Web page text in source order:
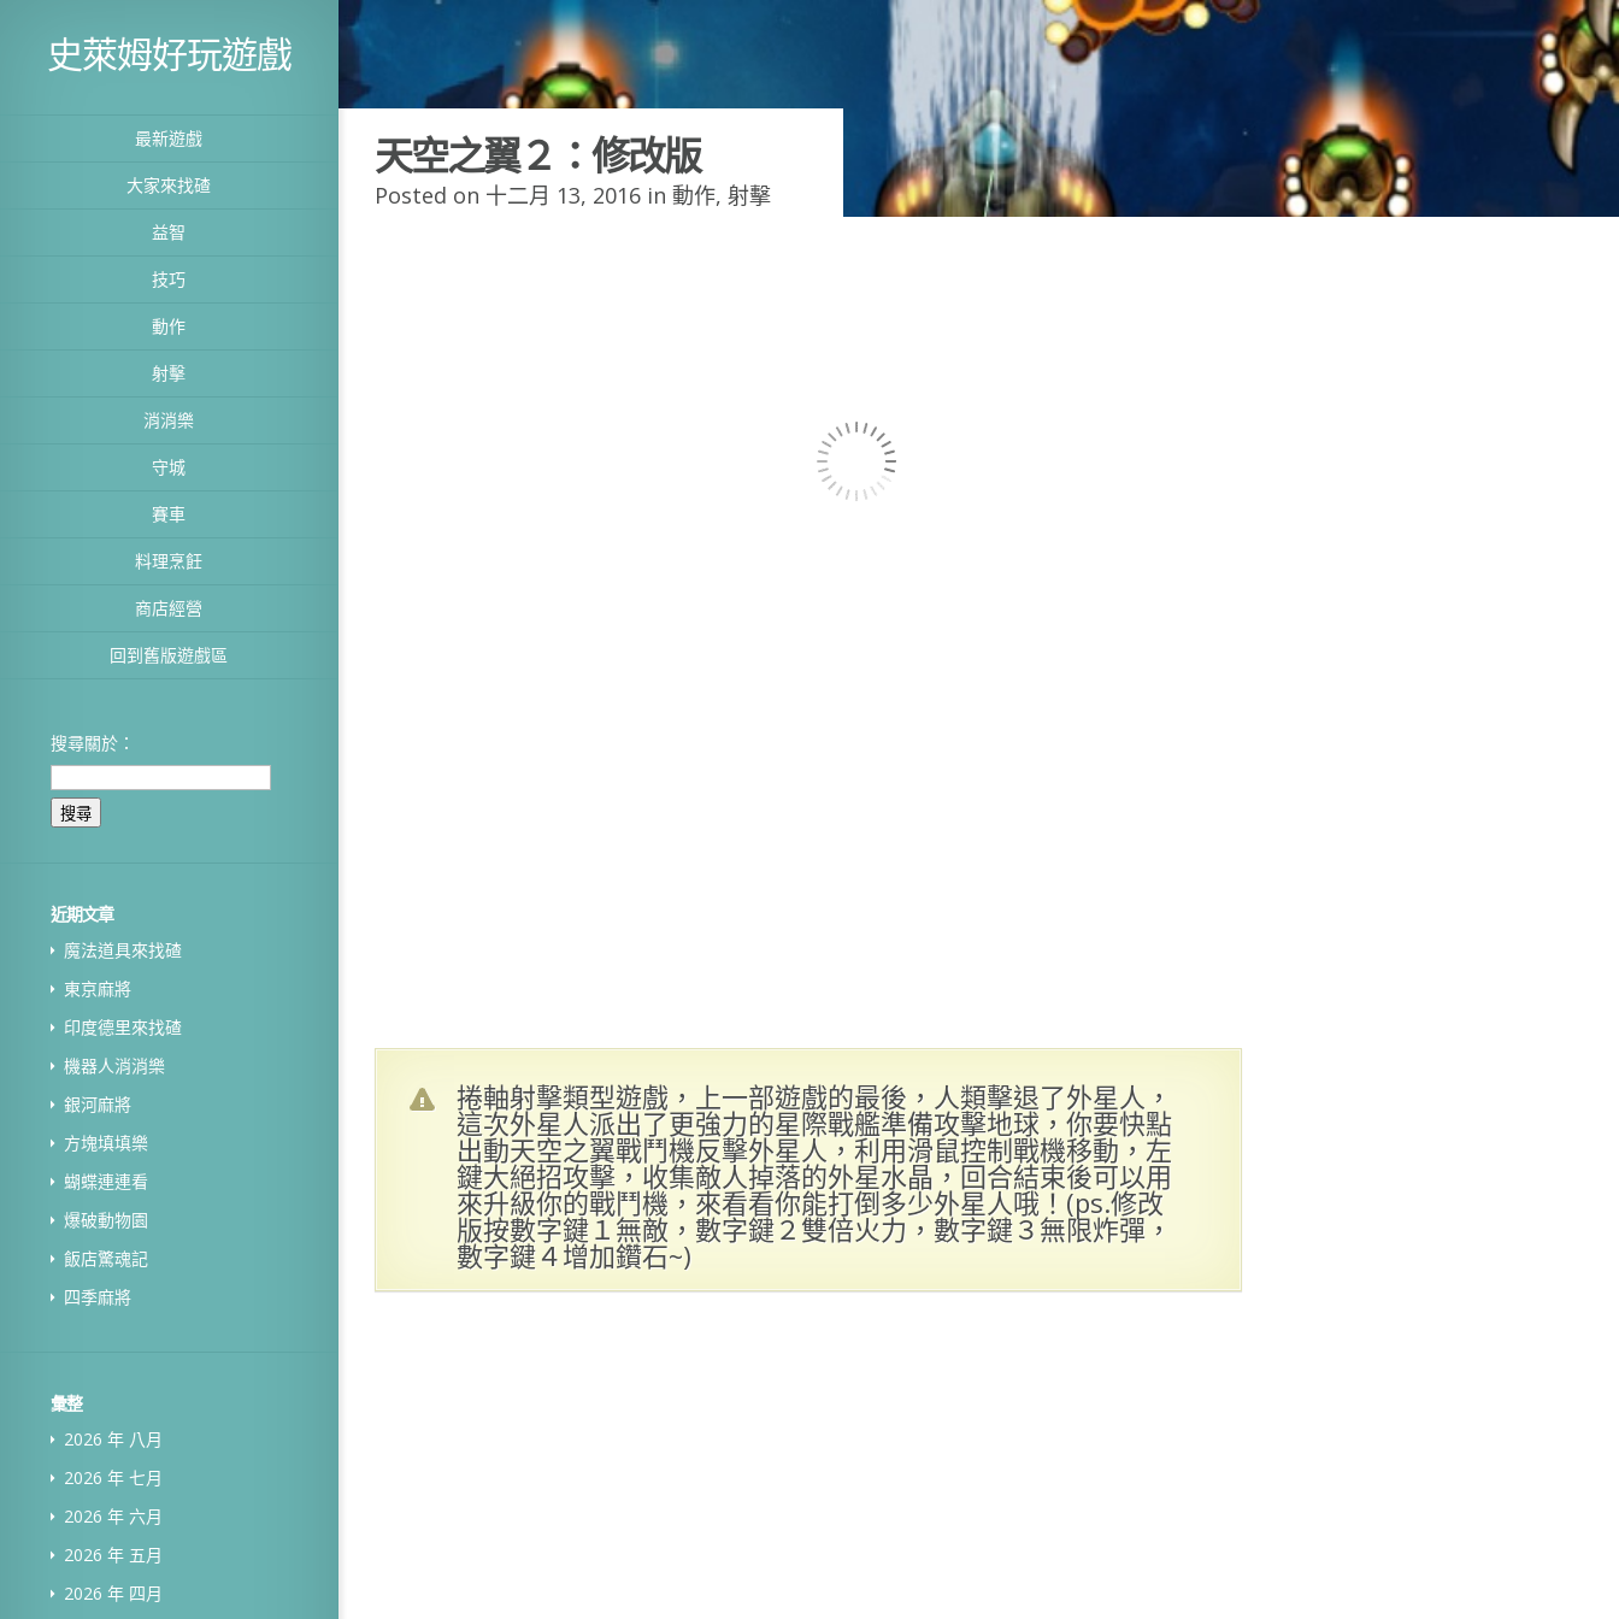
史萊姆好玩遊戲
最新遊戲
大家來找碴
益智
技巧
動作
射擊
消消樂
守城
賽車
料理烹飪
商店經營
回到舊版遊戲區
搜尋關於：
近期文章
魔法道具來找碴
東京麻將
印度德里來找碴
機器人消消樂
銀河麻將
方塊填填樂
蝴蝶連連看
爆破動物園
飯店驚魂記
四季麻將
彙整
2026 年 八月
2026 年 七月
2026 年 六月
2026 年 五月
2026 年 四月
天空之翼２：修改版
Posted on 十二月 13, 2016 in 動作, 射擊
捲軸射擊類型遊戲，上一部遊戲的最後，人類擊退了外星人，
這次外星人派出了更強力的星際戰艦準備攻擊地球，你要快點
出動天空之翼戰鬥機反擊外星人，利用滑鼠控制戰機移動，左
鍵大絕招攻擊，收集敵人掉落的外星水晶，回合結束後可以用
來升級你的戰鬥機，來看看你能打倒多少外星人哦！(ps.修改
版按數字鍵１無敵，數字鍵２雙倍火力，數字鍵３無限炸彈，
數字鍵４增加鑽石~)